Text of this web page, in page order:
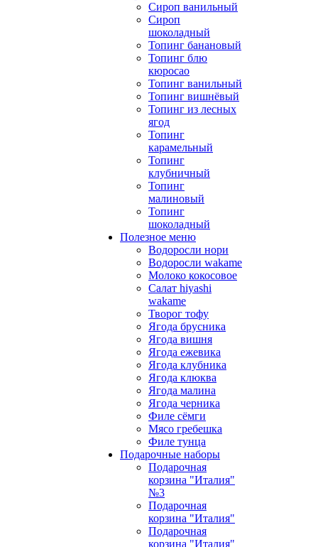
Сироп ванильный
Сироп
шоколадный
Топинг банановый
Топинг блю
кюросао
Топинг ванильный
Топинг вишнёвый
Топинг из лесных
ягод
Топинг
карамельный
Топинг
клубничный
Топинг
малиновый
Топинг
шоколадный
Полезное меню
Водоросли нори
Водоросли wakame
Молоко кокосовое
Салат hiyashi
wakame
Творог тофу
Ягода брусника
Ягода вишня
Ягода ежевика
Ягода клубника
Ягода клюква
Ягода малина
Ягода черника
Филе сёмги
Мясо гребешка
Филе тунца
Подарочные наборы
Подарочная
корзина "Италия"
№3
Подарочная
корзина "Италия"
Подарочная
корзина "Италия"